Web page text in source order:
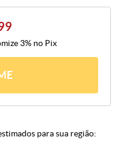
3% no Pix
para sua região: